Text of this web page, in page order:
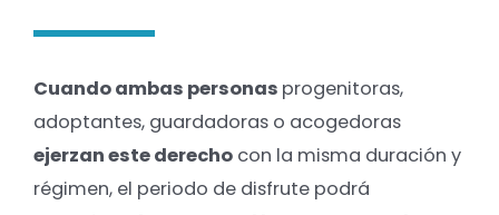
Cuando ambas personas progenitoras,
adoptantes, guardadoras o acogedoras
ejerzan este derecho con la misma duración y
régimen, el periodo de disfrute podrá